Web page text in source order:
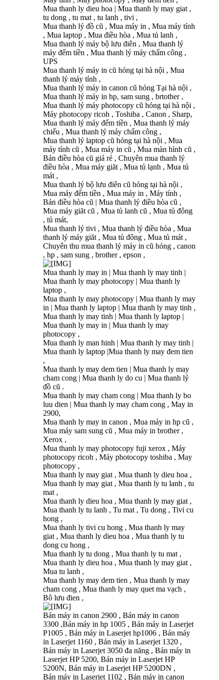
Mua thanh ly dieu hoa | Mua thanh ly may giat ,
tu dong , tu mat , tu lanh , tivi ,
Mua thanh lý đồ cũ , Mua máy in , Mua máy tính
, Mua laptop , Mua điều hòa , Mua tủ lanh ,
Mua thanh lý máy bộ lưu điên , Mua thanh lý
máy đếm tiền , Mua thanh lý máy chấm công ,
UPS
Mua thanh lý máy in cũ hỏng tại hà nội , Mua
thanh lý máy tính ,
Mua thanh lý máy in canon cũ hỏng Tại hà nội ,
Mua thanh lý máy in hp, sam sung , brtother ,
Mua thanh lý máy photocopy cũ hỏng tại hà nội ,
Máy photocopy ricoh , Toshiba , Canon , Sharp,
Mua thanh lý máy đếm tiền , Mua thanh lý máy
chiếu , Mua thanh lý máy chấm công ,
Mua thanh lý laptop cũ hỏng tại hà nội , Mua
máy tính cũ , Mua máy in cũ , Mua màn hình cũ ,
Bán điều hòa cũ giá rẻ , Chuyên mua thanh lý
điều hòa , Mua máy giăt , Mua tủ lạnh , Mua tủ
mát ,
Mua thanh lý bộ lưu điên cũ hỏng tại hà nội ,
Mua máy đếm tiền , Mua máy in , Máy tính ,
Bán điều hòa cũ | Mua thanh lý điều hòa cũ ,
Mua máy giăt cũ , Mua tủ lanh cũ , Mua tủ đông
, tủ mát,
Mua thanh lý tivi , Mua thanh lý điều hòa , Mua
thanh lý máy giăt , Mua tủ đông , Mua tủ mát ,
Chuyên thu mua thanh lý máy in cũ hỏng , canon
, hp , sam sung , brother , epson ,
Mua thanh ly may in | Mua thanh ly may tinh |
Mua thanh ly may photocopy | Mua thanh ly
laptop ,
Mua thanh ly may photocopy | Mua thanh ly may
in | Mua thanh ly laptop | Mua thanh ly may tinh ,
Mua thanh ly may tinh | Mua thanh ly laptop |
Mua thanh ly may in | Mua thanh ly may
photocopy ,
Mua thanh ly man hinh | Mua thanh ly may tinh |
Mua thanh ly laptop |Mua thanh ly may đem tien
,
Mua thanh ly may dem tien | Mua thanh ly may
cham cong | Mua thanh ly do cu | Mua thanh lý
đồ cũ .
Mua thanh ly may cham cong | Mua thanh ly bo
luu dien | Mua thanh ly may cham cong , May in
2900,
Mua thanh ly may in canon , Mua máy in hp cũ ,
Mua máy sam sung cũ , Mua máy in brother ,
Xerox ,
Mua thanh ly may photocopy fuji xerox , Máy
photocopy ricoh , Máy photocopy toshiba , May
photocopy ,
Mua thanh ly may giat , Mua thanh ly dieu hoa ,
Mua thanh ly may giat , Mua thanh ly tu lanh , tu
mat ,
Mua thanh ly dieu hoa , Mua thanh ly may giat ,
Mua thanh ly tu lanh , Tu mat , Tu dong , Tivi cu
hong ,
Mua thanh ly tivi cu hong , Mua thanh ly may
giat , Mua thanh ly dieu hoa , Mua thanh ly tu
dong cu hong ,
Mua thanh ly tu dong , Mua thanh ly tu mat ,
Mua thanh ly dieu hoa , Mua thanh ly may giat ,
Mua tu lanh ,
Mua thanh ly may dem tien , Mua thanh ly may
cham cong , Mua thanh ly may quet ma vạch ,
Bô lưu đien ,
Bán máy in canon 2900 , Bán máy in canon
3300 ,Bán máy in hp 1005 , Bán máy in Laserjet
P1005 , Bán máy in Laserjet hp1006 , Bán máy
in Laserjet 1160 , Bán máy in Laserjet 1320 ,
Bán máy in Laserjet 3050 đa năng , Bán máy in
Laserjet HP 5200, Bán máy in Laserjet HP
5200N, Bán máy in Laserjet HP 5200DN ,
Bán máy in Laserjet 1102 , Bán máy in canon